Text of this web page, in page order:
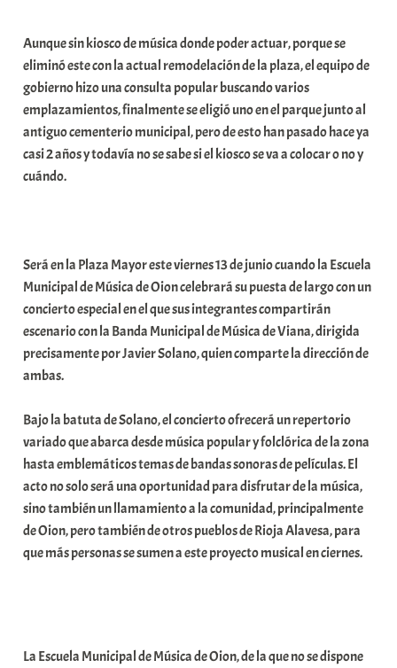
a
r
E
r
r
i
o
m
u
n
i
t
e
a
Aunque sin kiosco de música donde poder actuar, porque se
eliminó este con la actual remodelación de la plaza, el equipo de
gobierno hizo una consulta popular buscando varios
emplazamientos, finalmente se eligió uno en el parque junto al
antiguo cementerio municipal, pero de esto han pasado hace ya
casi 2 años y todavía no se sabe si el kiosco se va a colocar o no y
cuándo.
Será en la Plaza Mayor este viernes 13 de junio cuando la Escuela
Municipal de Música de Oion celebrará su puesta de largo con un
concierto especial en el que sus integrantes compartirán
escenario con la Banda Municipal de Música de Viana, dirigida
precisamente por Javier Solano, quien comparte la dirección de
ambas.
Bajo la batuta de Solano, el concierto ofrecerá un repertorio
variado que abarca desde música popular y folclórica de la zona
hasta emblemáticos temas de bandas sonoras de películas. El
acto no solo será una oportunidad para disfrutar de la música,
sino también un llamamiento a la comunidad, principalmente
de Oion, pero también de otros pueblos de Rioja Alavesa, para
que más personas se sumen a este proyecto musical en ciernes.
La Escuela Municipal de Música de Oion, de la que no se dispone